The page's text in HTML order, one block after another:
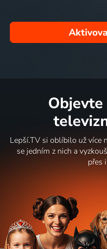
Lepší.TV si oblíbilo už více
se jedním z nich a
přes